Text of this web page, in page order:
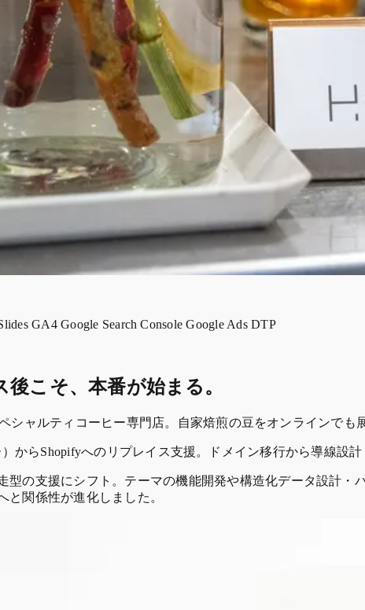
GA4Google Search ConsoleGoogle AdsDTP
こそ、本番が始まる。
シャルティコーヒー専門店。自家焙煎の豆をオンラインでも
からShopifyへのリプレイス支援。ドメイン移行から導線設
の支援にシフト。テーマの機能開発や構造化データ設計・
関係性が進化しました。